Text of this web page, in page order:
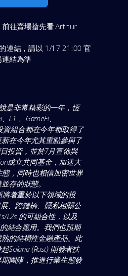
往賣場搶先看 Arthur
連結，請以 1/17 21:00 官
結為準
是非常精彩的一年，恆
L1 、GameFi、
資組合都在今年都取得了
在今年尤其重點參與了
投資，並於7月宣佈與
成立共同基金，加速大
態，同時也相信加密世界
存的狀態。
將著重於以下領域的投
展、跨鏈橋、隱私相關公
L2s 的可組合性，以及
結合應用。我們也預期
的結構性金融產品。此
Solana (Rust) 開發者扶
團隊，推進行業生態發